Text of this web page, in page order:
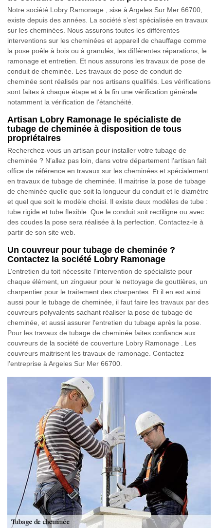
Notre société Lobry Ramonage , sise à Argeles Sur Mer 66700,
existe depuis des années. La société s’est spécialisée en travaux
sur les cheminées. Nous assurons toutes les différentes
interventions sur les cheminées et appareil de chauffage comme
la pose poêle à bois ou à granulés, les différentes réparations, le
ramonage et entretien. Et nous assurons les travaux de pose de
conduit de cheminée. Les travaux de pose de conduit de
cheminée sont réalisés par nos artisans qualifiés. Les vérifications
sont faites à chaque étape et à la fin une vérification générale
notamment la vérification de l’étanchéité.
Artisan Lobry Ramonage le spécialiste de
tubage de cheminée à disposition de tous
propriétaires
Recherchez-vous un artisan pour installer votre tubage de
cheminée ? N’allez pas loin, dans votre département l’artisan fait
office de référence en travaux sur les cheminées et spécialement
en travaux de tubage de cheminée. Il maitrise la pose de tubage
de cheminée quelle que soit la longueur du conduit et le diamètre
et quel que soit le modèle choisi. Il existe deux modèles de tube :
tube rigide et tube flexible. Que le conduit soit rectiligne ou avec
des coudes la pose sera réalisée à la perfection. Contactez-le à
partir de son site web.
Un couvreur pour tubage de cheminée ?
Contactez la société Lobry Ramonage
L’entretien du toit nécessite l’intervention de spécialiste pour
chaque élément, un zingueur pour le nettoyage de gouttières, un
charpentier pour le traitement des charpentes. Et il en est ainsi
aussi pour le tubage de cheminée, il faut faire les travaux par des
couvreurs polyvalents sachant réaliser la pose de tubage de
cheminée, et aussi assurer l’entretien du tubage après la pose.
Pour les travaux de tubage de cheminée faites confiance aux
couvreurs de la société de couverture Lobry Ramonage . Les
couvreurs maitrisent les travaux de ramonage. Contactez
l’entreprise à Argeles Sur Mer 66700.